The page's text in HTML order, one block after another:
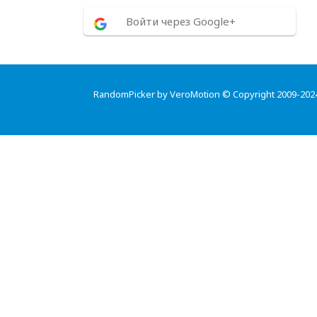
Войти через Google+
RandomPicker by VeroMotion © Copyright 2009-